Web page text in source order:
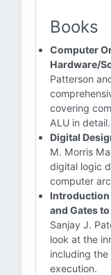
Books
Computer
Hardware/
Patterson
covering
ALU in detail.
Digital
M. Morris
digital logic
computer
Introduction
and Gates
Sanjay J.
look at the
including
execution.